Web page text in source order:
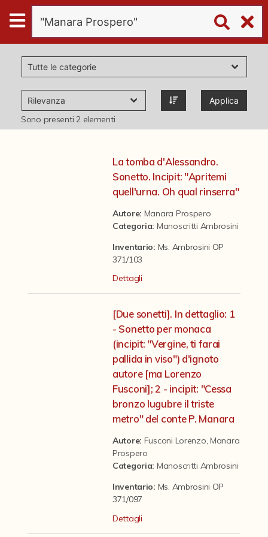
Digital
Humanities
Donazioni
Pubblicazioni
Il progetto Digital Humanities
Applica
Sono presenti2 elementi
La tomba d'Alessandro.
Sonetto. Incipit: "Apritemi
quell'urna. Oh qual rinserra"
Autore: Manara Prospero
Categoria: Manoscritti Ambrosini
Inventario: Ms. Ambrosini OP
371/103
Dettagli
[Due sonetti]. In dettaglio: 1
- Sonetto per monaca
(incipit: "Vergine, ti farai
pallida in viso") d'ignoto
autore [ma Lorenzo
Fusconi]; 2 - incipit: "Cessa
bronzo lugubre il triste
metro" del conte P. Manara
Autore: Fusconi Lorenzo,Manara
Prospero
Categoria: Manoscritti Ambrosini
Inventario: Ms. Ambrosini OP
371/097
Dettagli